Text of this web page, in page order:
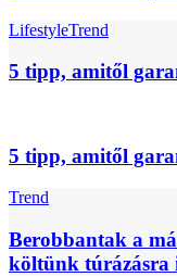
LifestyleTrend
5 tipp, amitől
5 tipp, amitől
Trend
Berobbantak a
költünk túrázásra